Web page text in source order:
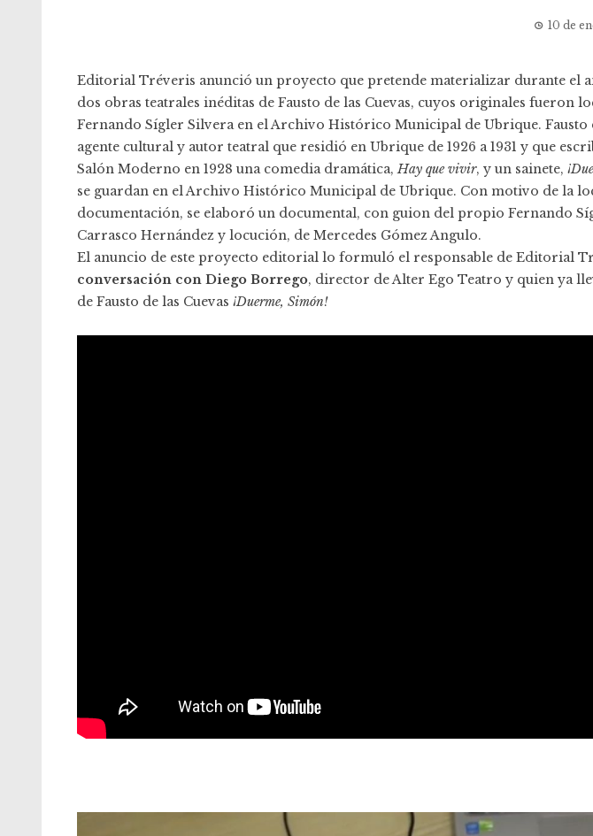
10 de
Editorial Tréveris anunció un proyecto que pretende materializar durante el
dos obras teatrales inéditas de Fausto de las Cuevas, cuyos originales fueron
Fernando Sígler Silvera en el Archivo Histórico Municipal de Ubrique. Fausto
agente cultural y autor teatral que residió en Ubrique de 1926 a 1931 y que
Salón Moderno en 1928 una comedia dramática,Hay que vivir, y un sainete,
se guardan en el Archivo Histórico Municipal de Ubrique. Con motivo de la
documentación, se elaboró un documental, con guion del propio Fernando
Carrasco Hernández y locución, de Mercedes Gómez Angulo.
El anuncio de este proyecto editorial lo formuló el responsable de Editorial
conversación con Diego Borrego, director de Alter Ego Teatro y quien ya
de Fausto de las Cuevas ¡Duerme, Simón!